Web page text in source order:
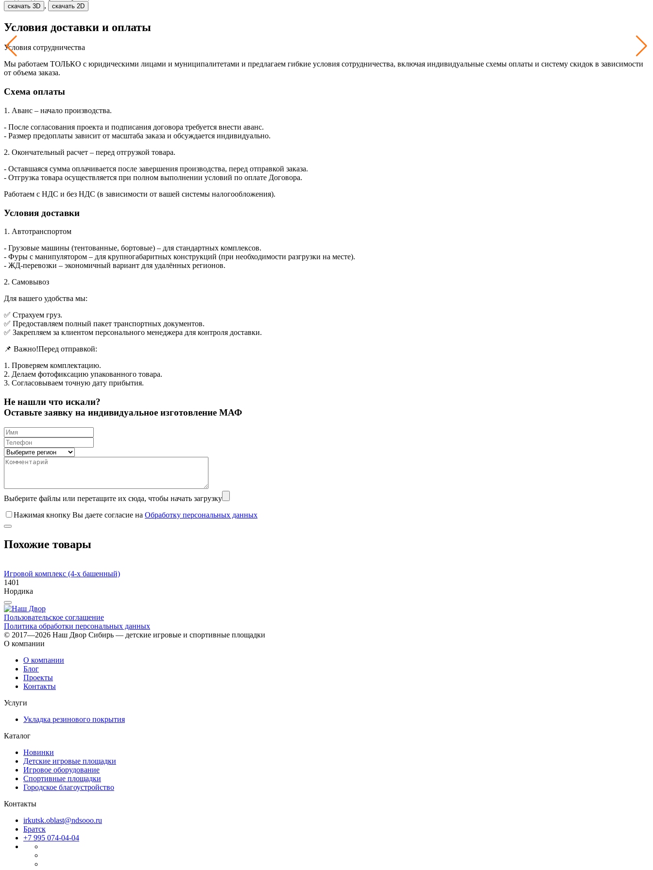
скачать 3D , скачать 2D
Условия доставки и оплаты
Условия сотрудничества
Мы работаем ТОЛЬКО с юридическими лицами и муниципалитетами и предлагаем гибкие условия сотрудничества, включая индивидуальные схемы оплаты и систему скидок в зависимости
от объема заказа.
Схема оплаты
1. Аванс – начало производства.
- После согласования проекта и подписания договора требуется внести аванс.
- Размер предоплаты зависит от масштаба заказа и обсуждается индивидуально.
2. Окончательный расчет – перед отгрузкой товара.
- Оставшаяся сумма оплачивается после завершения производства, перед отправкой заказа.
- Отгрузка товара осуществляется при полном выполнении условий по оплате Договора.
Работаем с НДС и без НДС (в зависимости от вашей системы налогообложения).
Условия доставки
1. Автотранспортом
- Грузовые машины (тентованные, бортовые) – для стандартных комплексов.
- Фуры с манипулятором – для крупногабаритных конструкций (при необходимости разгрузки на месте).
- ЖД-перевозки – экономичный вариант для удалённых регионов.
2. Самовывоз
Для вашего удобства мы:
✅ Страхуем груз.
✅ Предоставляем полный пакет транспортных документов.
✅ Закрепляем за клиентом персонального менеджера для контроля доставки.
📌 Важно!Перед отправкой:
1. Проверяем комплектацию.
2. Делаем фотофиксацию упакованного товара.
3. Согласовываем точную дату прибытия.
Не нашли что искали?
Оставьте заявку на индивидуальное изготовление МАФ
Выберите файлы или перетащите их сюда, чтобы начать загрузку
Нажимая кнопку Вы даете согласие на Обработку персональных данных
Похожие товары
Игровой комплекс (4-х башенный)
1401
Нордика
Пользовательское соглашение
Политика обработки персональных данных
© 2017—2026 Наш Двор Сибирь — детские игровые и спортивные площадки
О компании
О компании
Блог
Проекты
Контакты
Услуги
Укладка резинового покрытия
Каталог
Новинки
Детские игровые площадки
Игровое оборудование
Спортивные площадки
Городское благоустройство
Контакты
irkutsk.oblast@ndsooo.ru
Братск
+7 995 074-04-04